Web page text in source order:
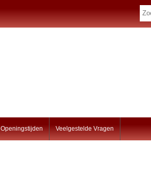
Openingstijden Veelgestelde Vragen